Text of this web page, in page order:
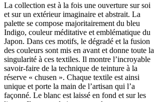
La collection est à la fois une ouverture sur soi
et sur un extérieur imaginaire et abstrait. La
palette se compose majoritairement du bleu
Indigo, couleur méditative et emblématique du
Japon. Dans ces motifs, le dégradé et la fusion
des couleurs sont mis en avant et donne toute la
singularité à ces textiles. Il montre l’incroyable
savoir-faire de la technique de teinture à la
réserve « chusen ». Chaque textile est ainsi
unique et porte la main de l’artisan qui l’a
façonné. Le blanc est laissé en fond et sur les